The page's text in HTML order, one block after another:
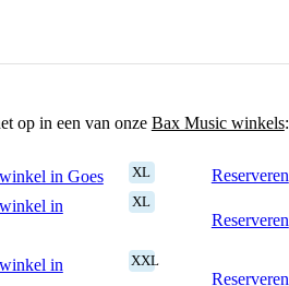
op in een van onze Bax Music winkels:
in Goes XL
Reserveren
in
XL
Reserveren
in
XXL
Reserveren